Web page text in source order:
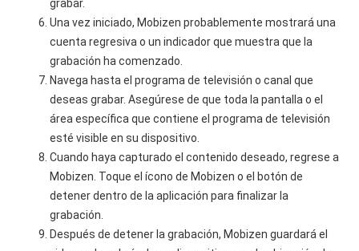
grabar.
Una vez iniciado, Mobizen probablemente mostrará una
cuenta regresiva o un indicador que muestra que la
grabación ha comenzado.
Navega hasta el programa de televisión o canal que
deseas grabar. Asegúrese de que toda la pantalla o el
área específica que contiene el programa de televisión
esté visible en su dispositivo.
Cuando haya capturado el contenido deseado, regrese a
Mobizen. Toque el ícono de Mobizen o el botón de
detener dentro de la aplicación para finalizar la
grabación.
Después de detener la grabación, Mobizen guardará el